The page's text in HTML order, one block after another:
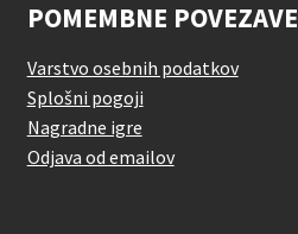
POMEMBNE POVEZAVE
Varstvo osebnih podatkov
Splošni pogoji
Nagradne igre
Odjava od emailov